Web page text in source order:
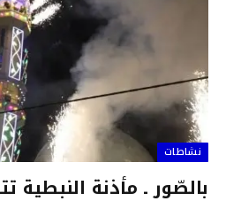
نشاطات
بالصّور ـ مأذنة النبطية